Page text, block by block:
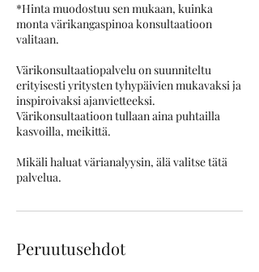
*Hinta muodostuu sen mukaan, kuinka
monta värikangaspinoa konsultaatioon
valitaan.
Värikonsultaatiopalvelu on suunniteltu
erityisesti yritysten tyhypäivien mukavaksi ja
inspiroivaksi ajanvietteeksi.
Värikonsultaatioon tullaan aina puhtailla
kasvoilla, meikittä.
Mikäli haluat värianalyysin, älä valitse tätä
palvelua.
Peruutusehdot